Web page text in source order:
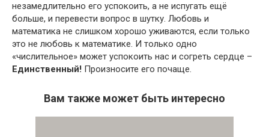
незамедлительно его успокоить, а не испугать ещё
больше, и перевести вопрос в шутку. Любовь и
математика не слишком хорошо уживаются, если только
это не любовь к математике. И только одно
«числительное» может успокоить нас и согреть сердце –
Единственный! Произносите его почаще.
Вам также может быть интересно